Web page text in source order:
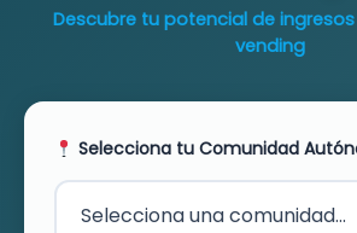
Descubre tu potencial de
vending
Selecciona tu Comunidad